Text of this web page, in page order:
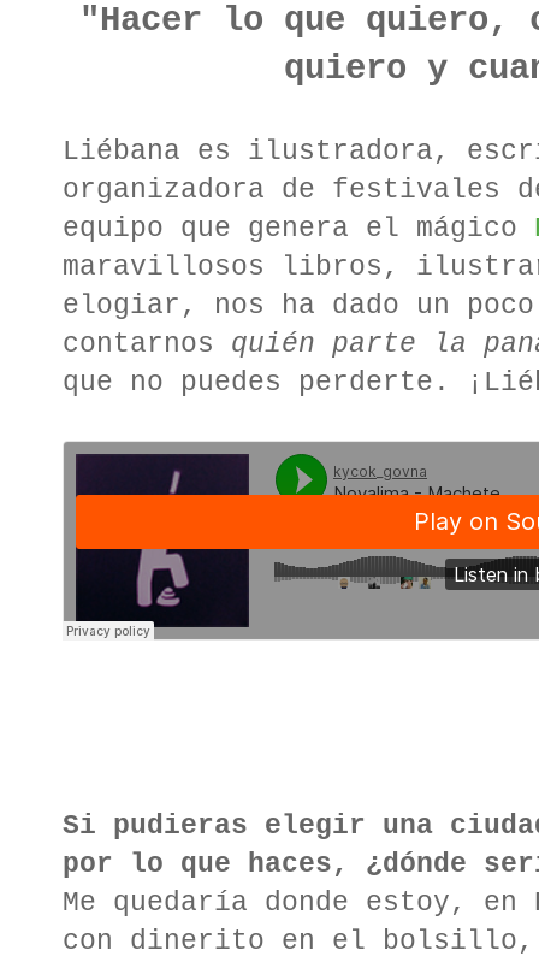
"Hacer lo que quiero,
quiero y
Liébana es ilustradora,
organizadora de festivales
equipo que genera el mágico
maravillosos libros, ilustrar
elogiar, nos ha dado un
contarnos quién parte la
que no puedes perderte.
Si pudieras elegir una
por lo que haces, ¿dónde
Me quedaría donde estoy, en
con dinerito en el bolsillo,